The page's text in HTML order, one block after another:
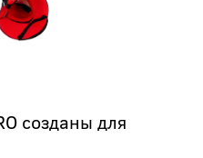
созданы для